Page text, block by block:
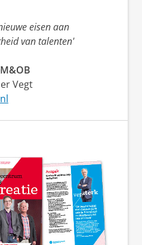
eisen aan
van talenten'
Vegt